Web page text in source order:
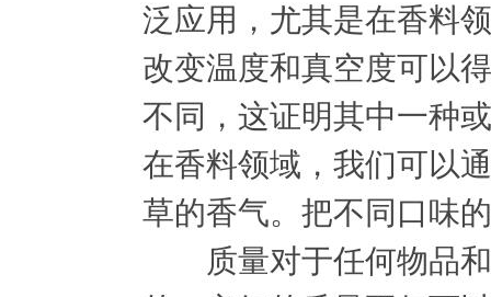
泛应用，尤其是在香料
改变温度和真空度可以
不同，这证明其中一种
在香料领域，我们可以
草的香气。把不同口味
质量对于任何物品和